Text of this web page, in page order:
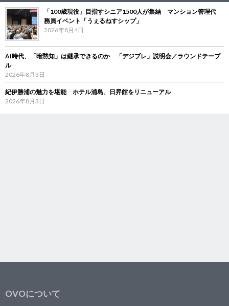
「100歳現役」目指すシニア1500人が集結 マンション管理代
務員イベント「うぇるねすシップ」
2026年8月4日
AI時代、「暗黙知」は継承できるのか 「デジブレ」説明会／ラウンドテーブ
ル
2026年8月3日
紀伊勝浦の魅力を堪能 ホテル浦島、日昇館をリニューアル
2026年8月3日
OVOについて